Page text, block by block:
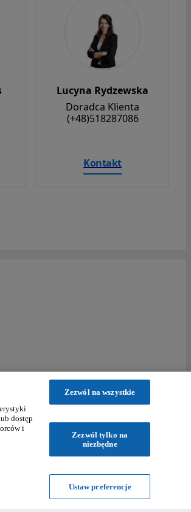
Lucyna Rydzewska
Doradca Klienta
(+48)518287086
Kontakt
Powered by:
dostęp
i
Zezwól na wszystkie
Zezwól tylko na
niezbędne
Ustaw preferencje